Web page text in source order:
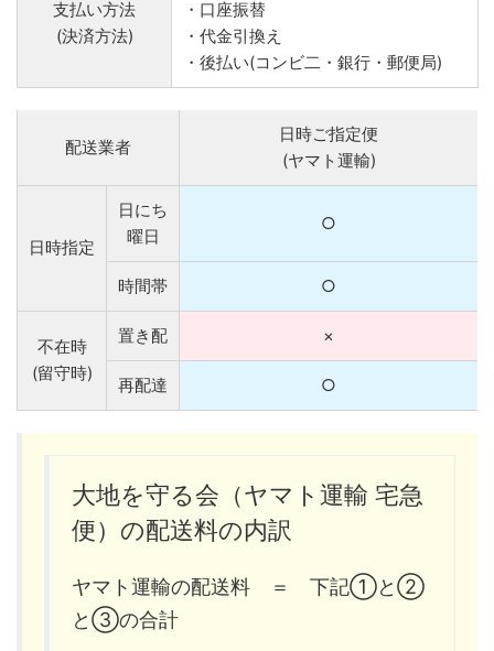
支払い方法
(決済方法)
・口座振替
・代金引換え
・後払い(コンビ二・銀行・郵便局)
配送業者
日時ご指定便
(ヤマト運輸)
日時指定
日にち
曜日
○
時間帯 ○
不在時
(留守時)
置き配 ×
再配達 ○
大地を守る会（ヤマト運輸 宅急
便）の配送料の内訳
ヤマト運輸の配送料 ＝ 下記①と②
と③の合計